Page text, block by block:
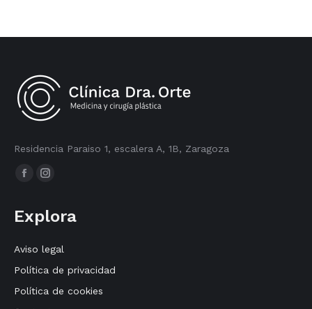
Residencia Paraiso 1, escalera A, 1B, Zaragoza
Encuéntranos en:
Facebook
opens
new
window
Instagram
opens
new
window
Explora
Aviso legal
Política de privacidad
Política de cookies